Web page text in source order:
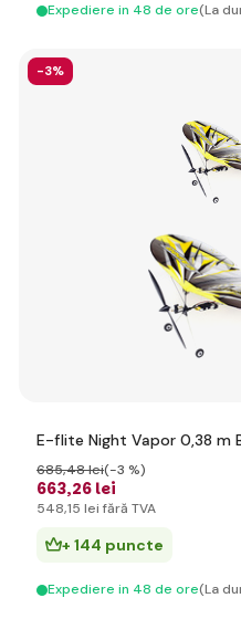
Expediere in 48 de ore(La
-3%
E-flite Night Vapor 0,38 m
663,26 lei
685,48 lei(-3 %)
548,15 lei fără TVA
+ 144 puncte
Expediere in 48 de ore(La